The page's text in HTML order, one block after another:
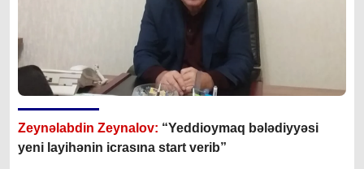
Zeynəlabdin Zeynalov: “Yeddioymaq bələdiyyəsi
yeni layihənin icrasına start verib”